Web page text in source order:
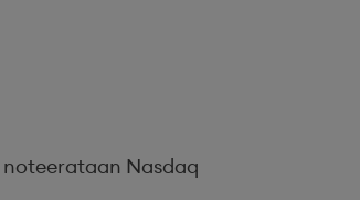
noteerataan Nasdaq